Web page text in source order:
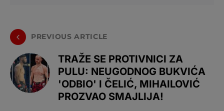
PREVIOUS ARTICLE
TRAŽE SE PROTIVNICI ZA
PULU: NEUGODNOG BUKVIĆA
'ODBIO' I ČELIĆ, MIHAILOVIĆ
PROZVAO SMAJLIJA!